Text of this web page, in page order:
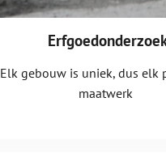
Elk gebouw is uniek, dus elk
maatwerk